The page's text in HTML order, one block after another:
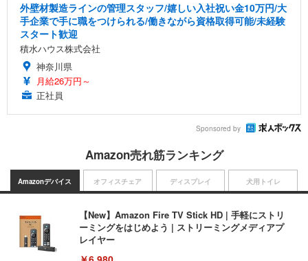
外壁材製造ラインの管理スタッフ/嬉しい入社祝い金10万円/大
手企業で手に職をつけられる/働きながら資格取得可能/未経験
スタート歓迎
積水ハウス株式会社
神奈川県
月給26万円～
正社員
Sponsored by
Amazon売れ筋ランキング
Amazonデバイス
【New】Amazon Fire TV Stick HD | 手軽にストリ
ーミングをはじめよう | ストリーミングメディアプ
レイヤー
オフィスチェア ディスプレイ 犬用トイレ